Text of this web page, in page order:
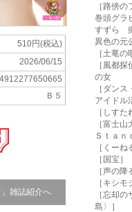
510円(税込)
2026/06/15
4912277650665
Ｂ５
」雑誌紹介へ
［路傍
巻頭グラ
すずら
異色の元
［土竜
［風都
の女
［ダン
アイドル
［しす
［富士
Ｓｔａ
［くー
［国宝
［声の
［キシ
［忘却
島〉］